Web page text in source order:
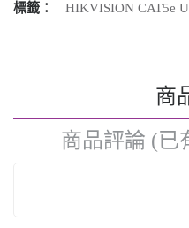
標籤： HIKVISION CAT5e
商
商品評論 (已